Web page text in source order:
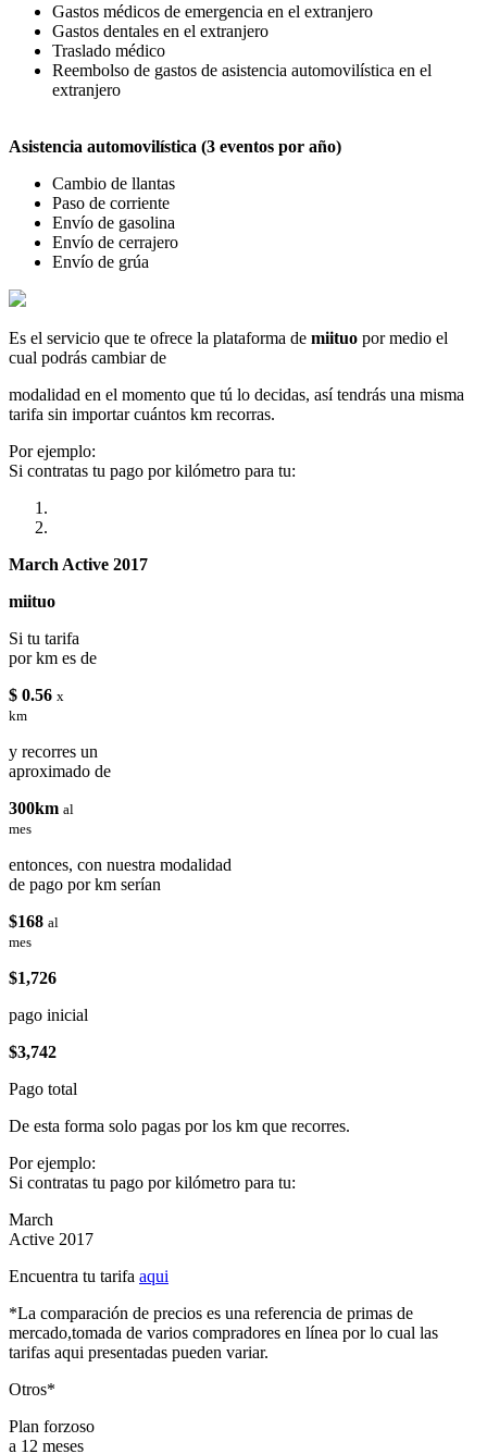
Gastos médicos de emergencia en el extranjero
Gastos dentales en el extranjero
Traslado médico
Reembolso de gastos de asistencia automovilística en el
extranjero
Asistencia automovilística (3 eventos por año)
Cambio de llantas
Paso de corriente
Envío de gasolina
Envío de cerrajero
Envío de grúa
Es el servicio que te ofrece la plataforma de miituo por medio el
cual podrás cambiar de
modalidad en el momento que tú lo decidas, así tendrás una misma
tarifa sin importar cuántos km recorras.
Por ejemplo:
Si contratas tu pago por kilómetro para tu:
March Active 2017
miituo
Si tu tarifa
por km es de
$ 0.56 x
km
y recorres un
aproximado de
300km al
mes
entonces, con nuestra modalidad
de pago por km serían
$168 al
mes
$1,726
pago inicial
$3,742
Pago total
De esta forma solo pagas por los km que recorres.
Por ejemplo:
Si contratas tu pago por kilómetro para tu:
March
Active 2017
Encuentra tu tarifa aqui
*La comparación de precios es una referencia de primas de
mercado,tomada de varios compradores en línea por lo cual las
tarifas aqui presentadas pueden variar.
Otros*
Plan forzoso
a 12 meses